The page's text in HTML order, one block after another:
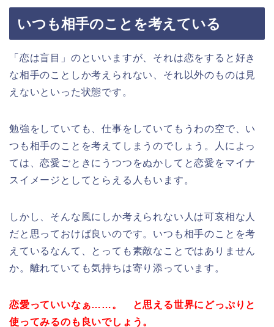
いつも相手のことを考えている
「恋は盲目」のといいますが、それは恋をすると好き
な相手のことしか考えられない、それ以外のものは見
えないといった状態です。
勉強をしていても、仕事をしていてもうわの空で、い
つも相手のことを考えてしまうのでしょう。人によっ
ては、恋愛ごときにうつつをぬかしてと恋愛をマイナ
スイメージとしてとらえる人もいます。
しかし、そんな風にしか考えられない人は可哀相な人
だと思っておけば良いのです。いつも相手のことを考
えているなんて、とっても素敵なことではありません
か。離れていても気持ちは寄り添っています。
恋愛っていいなぁ……。 と思える世界にどっぷりと
使ってみるのも良いでしょう。